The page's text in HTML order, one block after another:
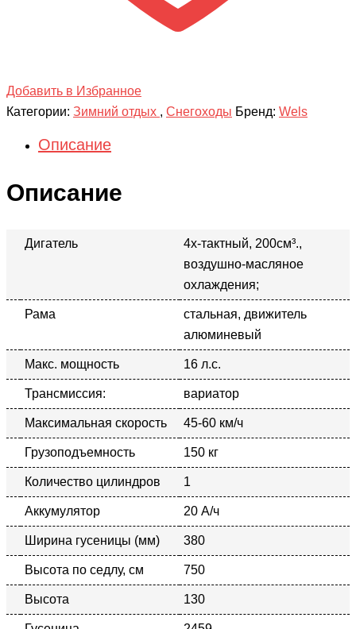
Добавить в Избранное
Категории: Зимний отдых , Снегоходы Бренд: Wels
Описание
Описание
Дигатель
4х-тактный, 200см³.,
воздушно-масляное
охлаждения;
Рама
стальная, движитель
алюминевый
Макс. мощность 16 л.с.
Трансмиссия: вариатор
Максимальная скорость 45-60 км/ч
Грузоподъемность 150 кг
Количество цилиндров 1
Аккумулятор 20 А/ч
Ширина гусеницы (мм) 380
Высота по седлу, см 750
Высота 130